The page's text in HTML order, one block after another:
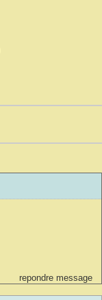
repondre message